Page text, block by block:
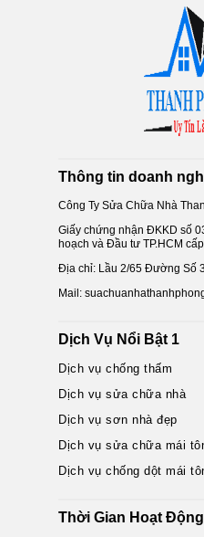
Thông tin doanh
Công Ty Sửa Chữa Nhà
Giấy chứng nhận ĐKKD số
hoạch và Đầu tư TP.HCM
Địa chỉ: Lầu 2/65 Đường Số
Mail:
Dịch Vụ Nổi Bật 1
Dịch vụ chống thấm
Dịch vụ sửa chữa nhà
Dịch vụ sơn nhà đẹp
Dịch vụ sửa chữa mái
Dịch vụ chống dột mái
Thời Gian Hoạt Động